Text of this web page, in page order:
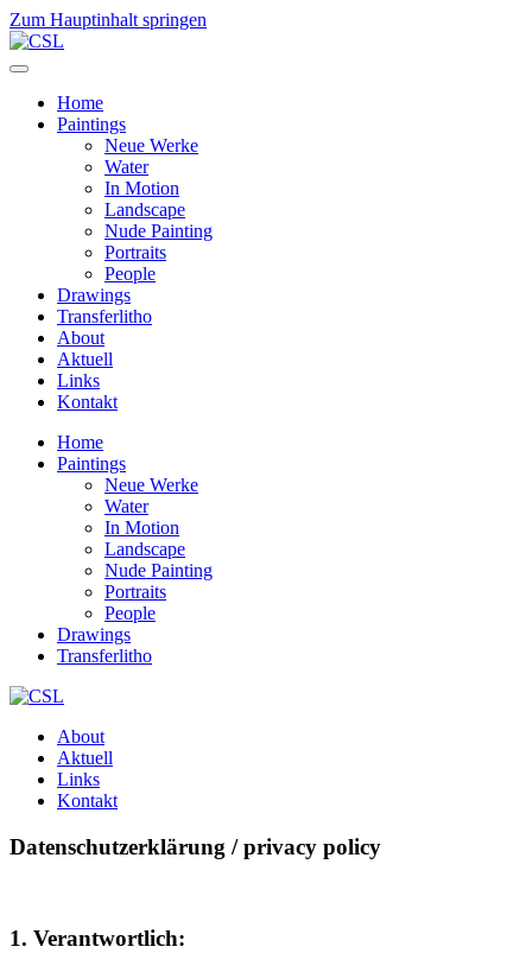
Zum Hauptinhalt springen
Home
Paintings
Neue Werke
Water
In Motion
Landscape
Nude Painting
Portraits
People
Drawings
Transferlitho
About
Aktuell
Links
Kontakt
Home
Paintings
Neue Werke
Water
In Motion
Landscape
Nude Painting
Portraits
People
Drawings
Transferlitho
About
Aktuell
Links
Kontakt
Datenschutzerklärung / privacy policy
1. Verantwortlich: